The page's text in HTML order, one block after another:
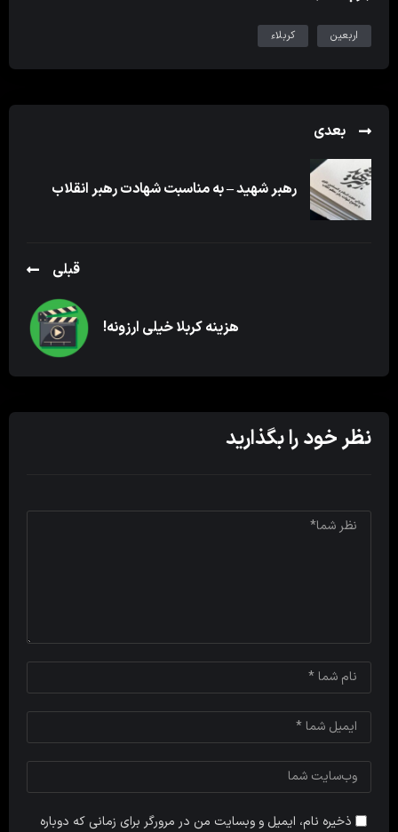
اربعین کربلاء
بعدی
رهبر شهید – به مناسبت شهادت رهبر انقلاب
قبلی
هزینه کربلا خیلی ارزونه!
نظر خود را بگذارید
ذخیره نام، ایمیل و وبسایت من در مرورگر برای زمانی که دوباره